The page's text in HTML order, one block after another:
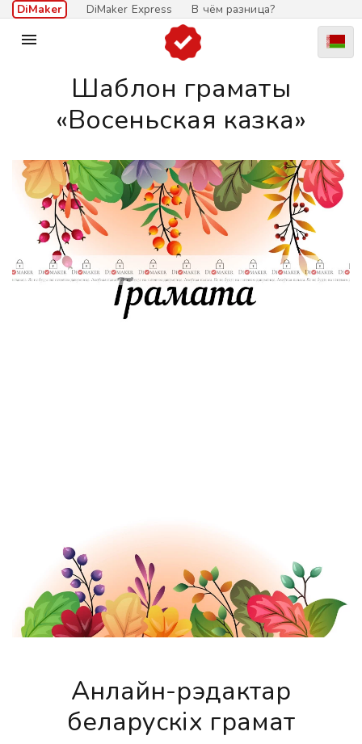
DiMaker DiMaker Express В чём разница?

Шаблон граматы
«Восеньская казка»
Анлайн-рэдактар
беларускіх грамат